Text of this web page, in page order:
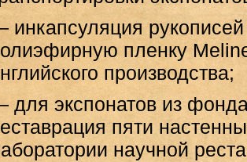
инкапсуляция
пленку
производства;
для экспонатов из
пяти
научной